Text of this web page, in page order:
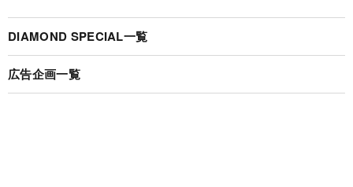
DIAMOND SPECIAL一覧
広告企画一覧